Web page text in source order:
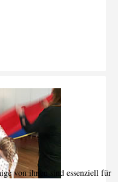
von ihnen sind essenziell für